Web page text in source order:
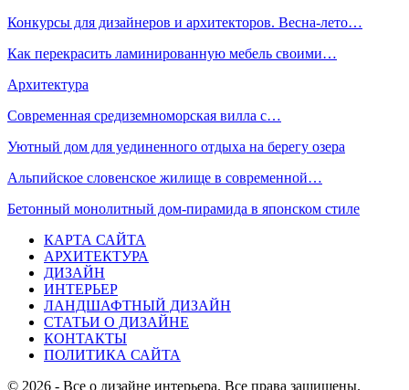
Конкурсы для дизайнеров и архитекторов. Весна-лето…
Как перекрасить ламинированную мебель своими…
Архитектура
Современная средиземноморская вилла с…
Уютный дом для уединенного отдыха на берегу озера
Альпийское словенское жилище в современной…
Бетонный монолитный дом-пирамида в японском стиле
КАРТА САЙТА
АРХИТЕКТУРА
ДИЗАЙН
ИНТЕРЬЕР
ЛАНДШАФТНЫЙ ДИЗАЙН
СТАТЬИ О ДИЗАЙНЕ
КОНТАКТЫ
ПОЛИТИКА САЙТА
© 2026 - Все о дизайне интерьера. Все права защищены.